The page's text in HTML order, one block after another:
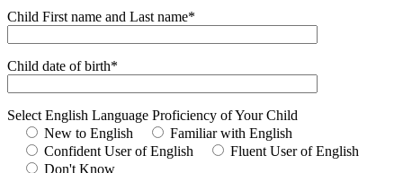
Child First name and Last name*
Child date of birth*
Select English Language Proficiency of Your Child
New to English
Familiar with English
Confident User of English
Fluent User of English
Don't Know